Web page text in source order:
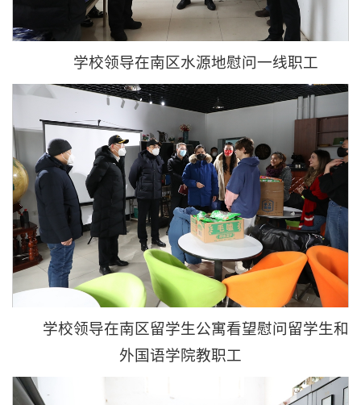
学校领导在南区水源地慰问一线职工
学校领导在南区留学生公寓看望慰问留学生和
外国语学院教职工